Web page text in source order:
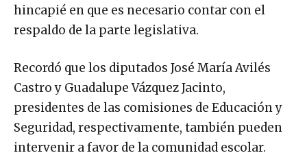
hincapié en que es necesario contar con el
respaldo de la parte legislativa.
Recordó que los diputados José María Avilés
Castro y Guadalupe Vázquez Jacinto,
presidentes de las comisiones de Educación y
Seguridad, respectivamente, también pueden
intervenir a favor de la comunidad escolar.